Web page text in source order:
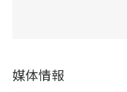
媒体情報